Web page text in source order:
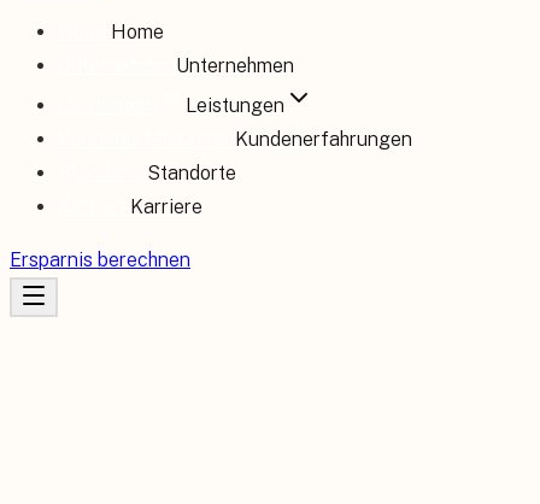
Home
Unternehmen
Leistungen
Kundenerfahrungen
Standorte
Karriere
Ersparnis berechnen